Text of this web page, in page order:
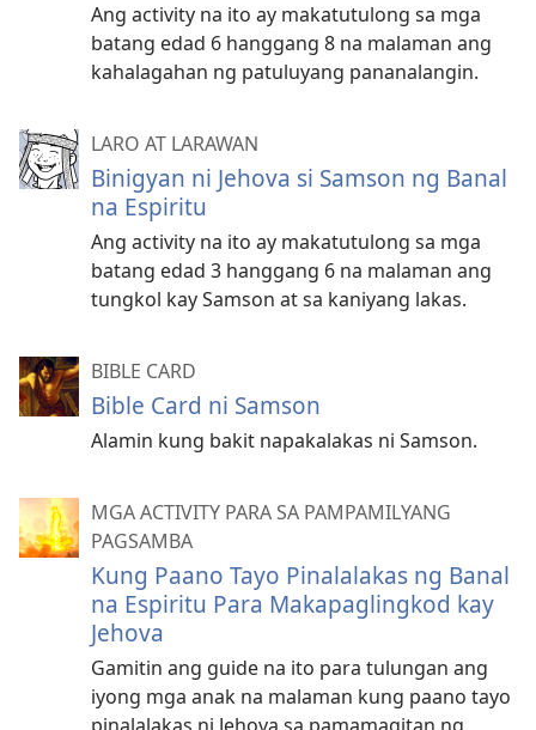
Ang activity na ito ay makatutulong sa mga
batang edad 6 hanggang 8 na malaman ang
kahalagahan ng patuluyang pananalangin.
LARO AT LARAWAN
Binigyan ni Jehova si Samson ng Banal
na Espiritu
Ang activity na ito ay makatutulong sa mga
batang edad 3 hanggang 6 na malaman ang
tungkol kay Samson at sa kaniyang lakas.
BIBLE CARD
Bible Card ni Samson
Alamin kung bakit napakalakas ni Samson.
MGA ACTIVITY PARA SA PAMPAMILYANG
PAGSAMBA
Kung Paano Tayo Pinalalakas ng Banal
na Espiritu Para Makapaglingkod kay
Jehova
Gamitin ang guide na ito para tulungan ang
iyong mga anak na malaman kung paano tayo